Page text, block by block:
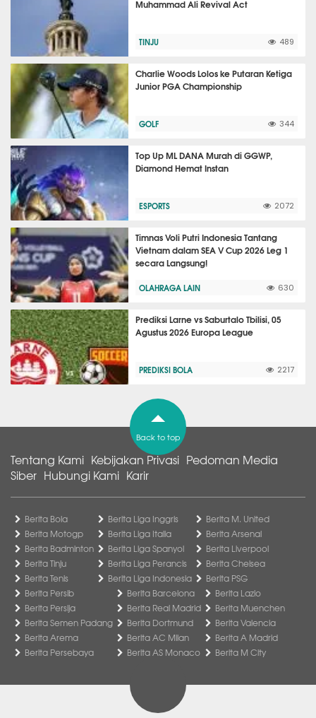
Muhammad Ali Revival Act
TINJU 489
Charlie Woods Lolos ke Putaran Ketiga
Junior PGA Championship
GOLF 344
Top Up ML DANA Murah di GGWP,
Diamond Hemat Instan
ESPORTS 2072
Timnas Voli Putri Indonesia Tantang
Vietnam dalam SEA V Cup 2026 Leg 1
secara Langsung!
OLAHRAGA LAIN 630
Prediksi Larne vs Saburtalo Tbilisi, 05
Agustus 2026 Europa League
PREDIKSI BOLA 2217
Back to top
Tentang Kami Kebijakan Privasi Pedoman Media
Siber Hubungi Kami Karir
Berita Bola
Berita Motogp
Berita Badminton
Berita Tinju
Berita Tenis
Berita Liga Inggris
Berita Liga Italia
Berita Liga Spanyol
Berita Liga Perancis
Berita Liga Indonesia
Berita M. United
Berita Arsenal
Berita Liverpool
Berita Chelsea
Berita PSG
Berita Persib
Berita Persija
Berita Semen Padang
Berita Arema
Berita Persebaya
Berita Barcelona
Berita Real Madrid
Berita Dortmund
Berita AC Milan
Berita AS Monaco
Berita Lazio
Berita Muenchen
Berita Valencia
Berita A Madrid
Berita M City